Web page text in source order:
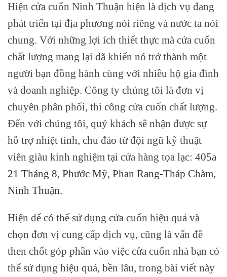
Hiện cửa cuốn Ninh Thuận hiện là dịch vụ đang
phát triển tại địa phương nói riêng và nước ta nói
chung. Với những lợi ích thiết thực mà cửa cuốn
chất lượng mang lại đã khiến nó trở thành một
người bạn đồng hành cùng với nhiều hộ gia đình
và doanh nghiệp. Công ty chúng tôi là đơn vị
chuyên phân phối, thi công cửa cuốn chất lượng.
Đến với chúng tôi, quý khách sẽ nhận được sự
hỗ trợ nhiệt tình, chu đáo từ đội ngũ kỹ thuật
viên giàu kinh nghiệm tại cửa hàng tọa lạc: 405a
21 Tháng 8, Phước Mỹ, Phan Rang-Tháp Chàm,
Ninh Thuận.
Hiện để có thể sử dụng cửa cuốn hiệu quả và
chọn đơn vị cung cấp dịch vụ, cũng là vấn đề
then chốt góp phần vào việc cửa cuốn nhà bạn có
thể sử dụng hiệu quả, bền lâu, trong bài viết này